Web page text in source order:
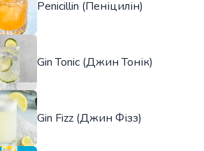
Penicillin (Пеніцилін)
Gin Tonic (Джин Тонік)
Gin Fizz (Джин Фізз)